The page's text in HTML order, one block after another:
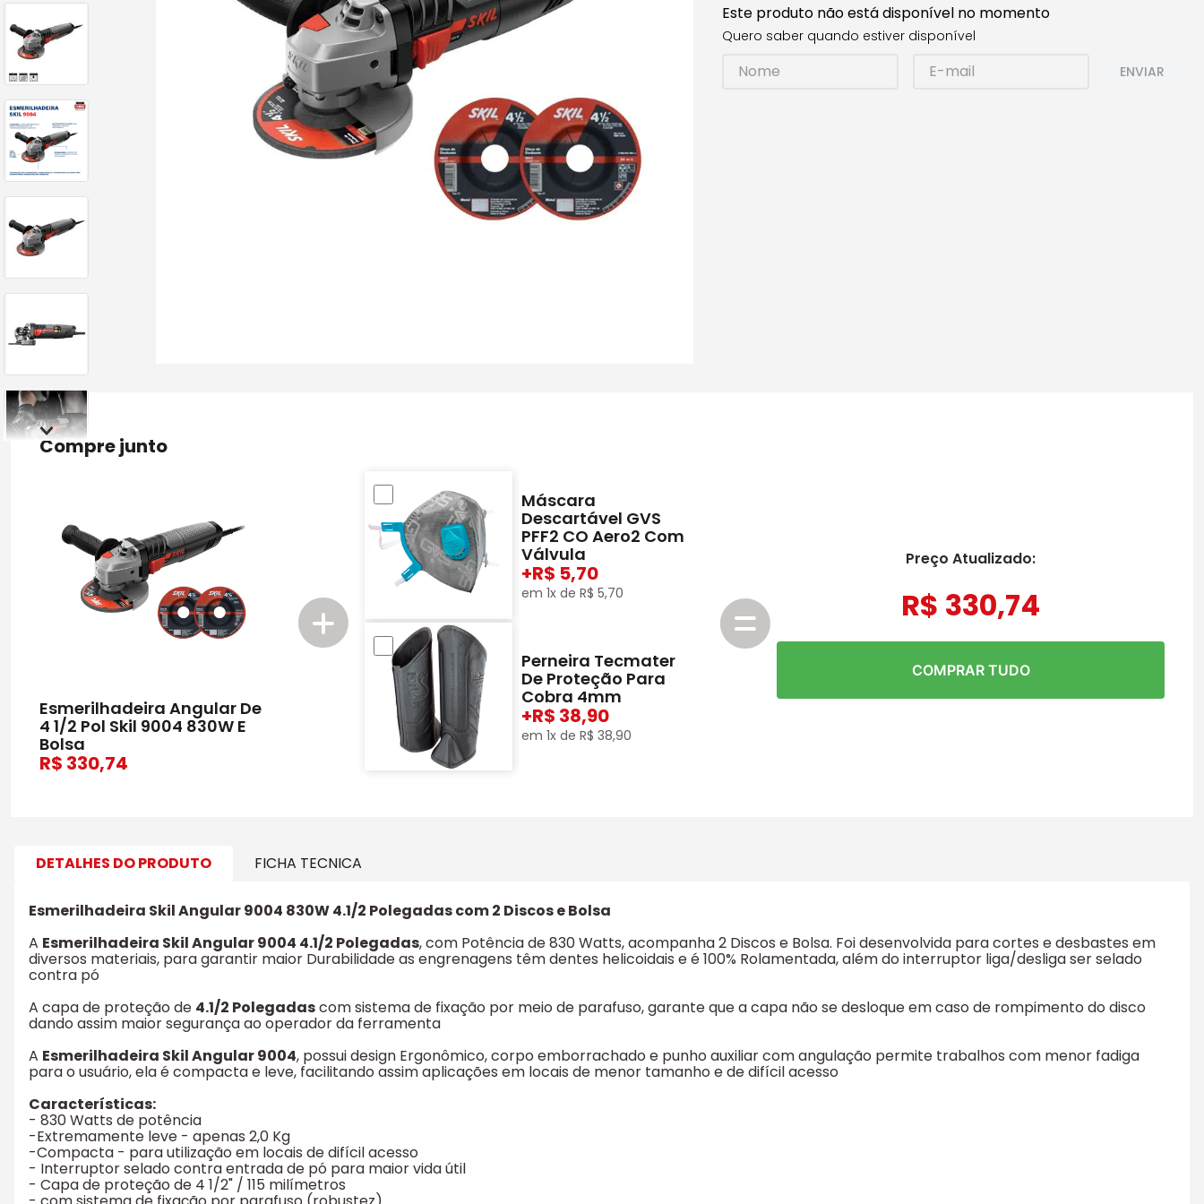
Este produto não está disponível no momento
Quero saber quando estiver disponível
ENVIAR
Compre junto
Esmerilhadeira Angular De
4 1/2 Pol Skil 9004 830W E
Bolsa
330,74
Máscara
Descartável GVS
PFF2 CO Aero2 Com
Válvula
+ 5,70
em1x deR$ 5,70
Perneira Tecmater
De Proteção Para
Cobra 4mm
+ 38,90
em1x deR$ 38,90
Preço Atualizado:
R$ 330,74
COMPRAR TUDO
DETALHES DO PRODUTO FICHA TECNICA
Esmerilhadeira Skil Angular 9004 830W 4.1/2 Polegadas com 2 Discos e Bolsa
A Esmerilhadeira Skil Angular 9004 4.1/2 Polegadas, com Potência de 830 Watts, acompanha 2 Discos e Bolsa. Foi desenvolvida para cortes e desbastes em
diversos materiais, para garantir maior Durabilidade as engrenagens têm dentes helicoidais e é 100% Rolamentada, além do interruptor liga/desliga ser selado
contra pó
A capa de proteção de 4.1/2 Polegadascom sistema de fixação por meio de parafuso, garante que a capa não se desloque em caso de rompimento do disco
dando assim maior segurança ao operador da ferramenta
A Esmerilhadeira Skil Angular 9004, possui design Ergonômico, corpo emborrachado e punho auxiliar com angulação permite trabalhos com menor fadiga
para o usuário, ela é compacta e leve, facilitando assim aplicações em locais de menor tamanho e de difícil acesso
Características:
- 830 Watts de potência
-Extremamente leve - apenas 2,0 Kg
-Compacta - para utilização em locais de difícil acesso
- Interruptor selado contra entrada de pó para maior vida útil
- Capa de proteção de 4 1/2" / 115 milímetros